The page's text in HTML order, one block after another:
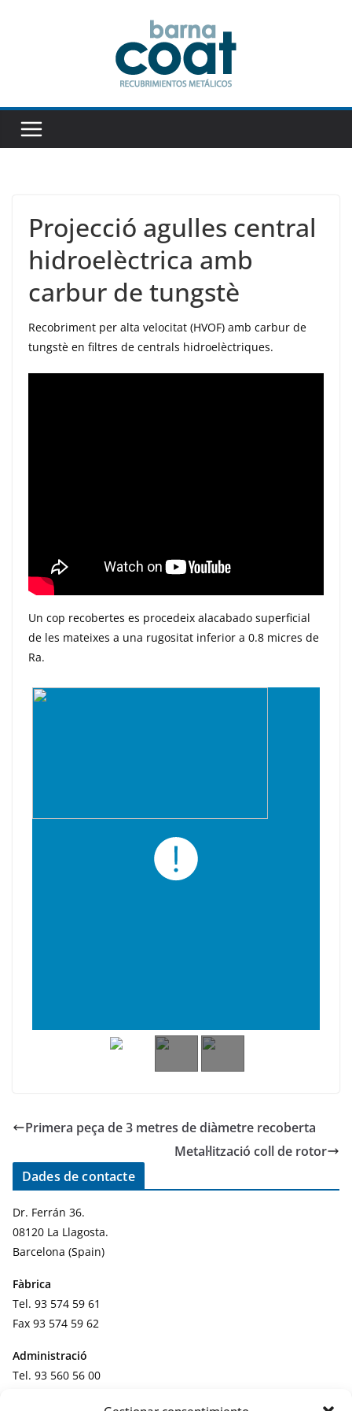
Projecció agulles central
hidroelèctrica amb
carbur de tungstè
Recobriment per alta velocitat (HVOF) amb carbur de
tungstè en filtres de centrals hidroelèctriques.
Un cop recobertes es procedeix alacabado superficial
de les mateixes a una rugositat inferior a 0.8 micres de
Ra.
Primera peça de 3 metres de diàmetre recoberta
Metal·lització coll de rotor
Dades de contacte
Dr. Ferrán 36.
08120 La Llagosta.
Barcelona (Spain)
Fàbrica
Tel. 93 574 59 61
Fax 93 574 59 62
Administració
Tel. 93 560 56 00